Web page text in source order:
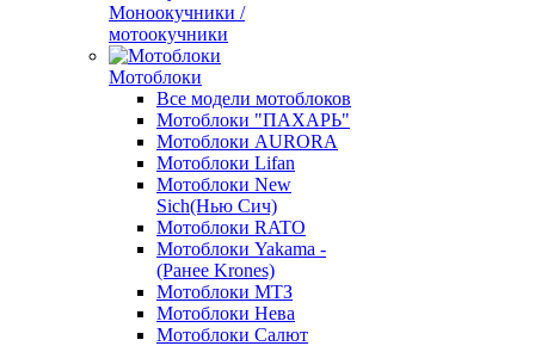
Моноокучники /
мотоокучники
Мотоблоки
Все модели мотоблоков
Мотоблоки "ПАХАРЬ"
Мотоблоки AURORA
Мотоблоки Lifan
Мотоблоки New
Sich(Нью Сич)
Мотоблоки RATO
Мотоблоки Yakama -
(Ранее Krones)
Мотоблоки МТЗ
Мотоблоки Нева
Мотоблоки Салют